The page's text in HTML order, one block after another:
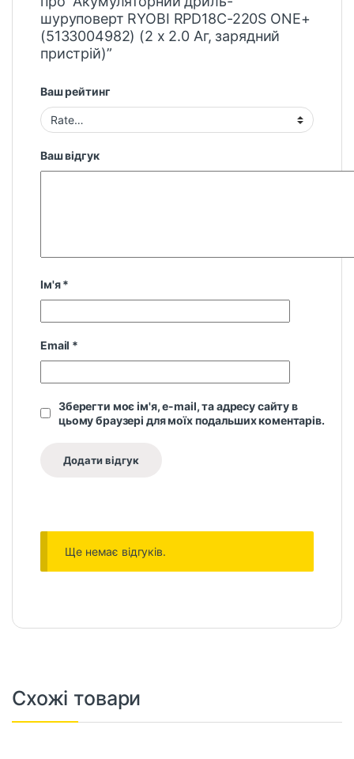
шуруповерт RYOBI RPD18C-220S ONE+
(5133004982) (2 х 2.0 Aг, зарядний
пристрій)”
Ваш рейтинг
Ваш відгук
Ім'я*
Email *
Зберегти моє ім'я, e-mail, та адресу сайту в
цьому браузері для моїх подальших коментарів.
Ще немає відгуків.
Схожі товари